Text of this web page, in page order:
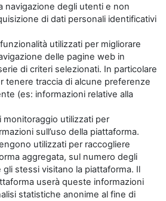
navigazione degli utenti e non
di dati personali identificativi
utilizzati per migliorare
delle pagine web in
di criteri selezionati. In particolare
tenere traccia di alcune preferenze
(es: informazioni relative alla
monitoraggio utilizzati per
sull’uso della piattaforma.
utilizzati per raccogliere
aggregata, sul numero degli
stessi visitano la piattaforma. Il
userà queste informazioni
statistiche anonime al fine di